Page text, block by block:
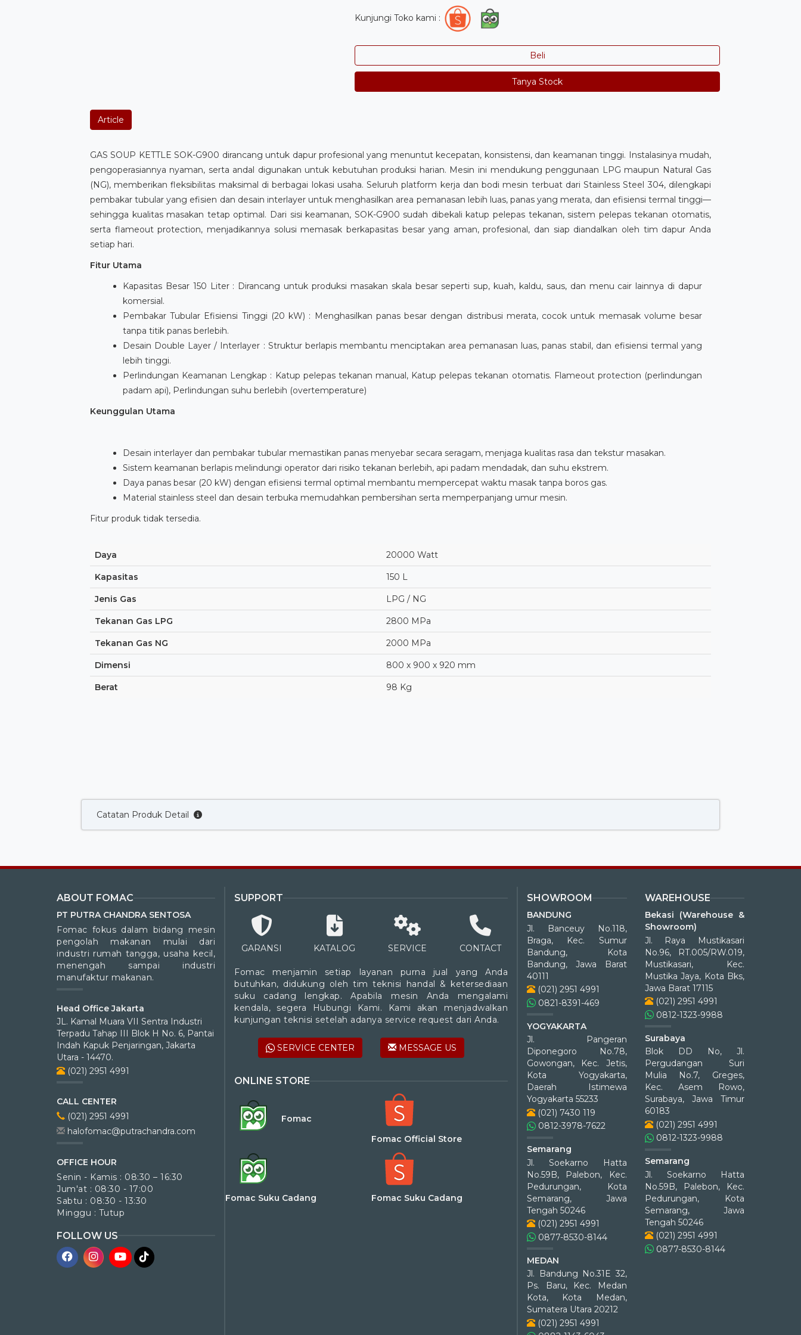
Kunjungi Toko kami :
Beli
Tanya Stock
Article
GAS SOUP KETTLE SOK-G900 dirancang untuk dapur profesional yang menuntut kecepatan, konsistensi, dan keamanan tinggi. Instalasinya mudah,
pengoperasiannya nyaman, serta andal digunakan untuk kebutuhan produksi harian. Mesin ini mendukung penggunaan LPG maupun Natural Gas
(NG), memberikan fleksibilitas maksimal di berbagai lokasi usaha. Seluruh platform kerja dan bodi mesin terbuat dari Stainless Steel 304, dilengkapi
pembakar tubular yang efisien dan desain interlayer untuk menghasilkan area pemanasan lebih luas, panas yang merata, dan efisiensi termal tinggi—
sehingga kualitas masakan tetap optimal. Dari sisi keamanan, SOK-G900 sudah dibekali katup pelepas tekanan, sistem pelepas tekanan otomatis,
serta flameout protection, menjadikannya solusi memasak berkapasitas besar yang aman, profesional, dan siap diandalkan oleh tim dapur Anda
setiap hari.
Fitur Utama
Kapasitas Besar 150 Liter : Dirancang untuk produksi masakan skala besar seperti sup, kuah, kaldu, saus, dan menu cair lainnya di dapur
komersial.
Pembakar Tubular Efisiensi Tinggi (20 kW) : Menghasilkan panas besar dengan distribusi merata, cocok untuk memasak volume besar
tanpa titik panas berlebih.
Desain Double Layer / Interlayer : Struktur berlapis membantu menciptakan area pemanasan luas, panas stabil, dan efisiensi termal yang
lebih tinggi.
Perlindungan Keamanan Lengkap : Katup pelepas tekanan manual, Katup pelepas tekanan otomatis. Flameout protection (perlindungan
padam api), Perlindungan suhu berlebih (overtemperature)
Keunggulan Utama
Desain interlayer dan pembakar tubular memastikan panas menyebar secara seragam, menjaga kualitas rasa dan tekstur masakan.
Sistem keamanan berlapis melindungi operator dari risiko tekanan berlebih, api padam mendadak, dan suhu ekstrem.
Daya panas besar (20 kW) dengan efisiensi termal optimal membantu mempercepat waktu masak tanpa boros gas.
Material stainless steel dan desain terbuka memudahkan pembersihan serta memperpanjang umur mesin.
Fitur produk tidak tersedia.
Daya 20000 Watt
Kapasitas 150 L
Jenis Gas LPG / NG
Tekanan Gas LPG 2800 MPa
Tekanan Gas NG 2000 MPa
Dimensi 800 x 900 x 920 mm
Berat 98 Kg
Catatan Produk Detail
ABOUT FOMAC
PT PUTRA CHANDRA SENTOSA
Fomac fokus dalam bidang mesin
pengolah makanan mulai dari
industri rumah tangga, usaha kecil,
menengah sampai industri
manufaktur makanan.
Head Office Jakarta
JL. Kamal Muara VII Sentra Industri
Terpadu Tahap III Blok H No. 6, Pantai
Indah Kapuk Penjaringan, Jakarta
Utara - 14470.
(021) 2951 4991
CALL CENTER
(021) 2951 4991
halofomac@putrachandra.com
OFFICE HOUR
Senin - Kamis : 08:30 – 16:30
Jum'at : 08:30 - 17:00
Sabtu : 08:30 - 13:30
Minggu : Tutup
FOLLOW US
SUPPORT
GARANSI KATALOG SERVICE CONTACT
Fomac menjamin setiap layanan purna jual yang Anda
butuhkan, didukung oleh tim teknisi handal & ketersediaan
suku cadang lengkap. Apabila mesin Anda mengalami
kendala, segera Hubungi Kami. Kami akan menjadwalkan
kunjungan teknisi setelah adanya service request dari Anda.
SERVICE CENTER MESSAGE US
ONLINE STORE
Fomac
Fomac Official Store
Fomac Suku Cadang Fomac Suku Cadang
SHOWROOM
BANDUNG
Jl. Banceuy No.118,
Braga, Kec. Sumur
Bandung, Kota
Bandung, Jawa Barat
40111
(021) 2951 4991
0821-8391-469
YOGYAKARTA
Jl. Pangeran
Diponegoro No.78,
Gowongan, Kec. Jetis,
Kota Yogyakarta,
Daerah Istimewa
Yogyakarta 55233
(021) 7430 119
0812-3978-7622
Semarang
Jl. Soekarno Hatta
No.59B, Palebon, Kec.
Pedurungan, Kota
Semarang, Jawa
Tengah 50246
(021) 2951 4991
0877-8530-8144
MEDAN
Jl. Bandung No.31E 32,
Ps. Baru, Kec. Medan
Kota, Kota Medan,
Sumatera Utara 20212
(021) 2951 4991
WAREHOUSE
Bekasi (Warehouse &
Showroom)
Jl. Raya Mustikasari
No.96, RT.005/RW.019,
Mustikasari, Kec.
Mustika Jaya, Kota Bks,
Jawa Barat 17115
(021) 2951 4991
0812-1323-9988
Surabaya
Blok DD No, Jl.
Pergudangan Suri
Mulia No.7, Greges,
Kec. Asem Rowo,
Surabaya, Jawa Timur
60183
(021) 2951 4991
0812-1323-9988
Semarang
Jl. Soekarno Hatta
No.59B, Palebon, Kec.
Pedurungan, Kota
Semarang, Jawa
Tengah 50246
(021) 2951 4991
0877-8530-8144